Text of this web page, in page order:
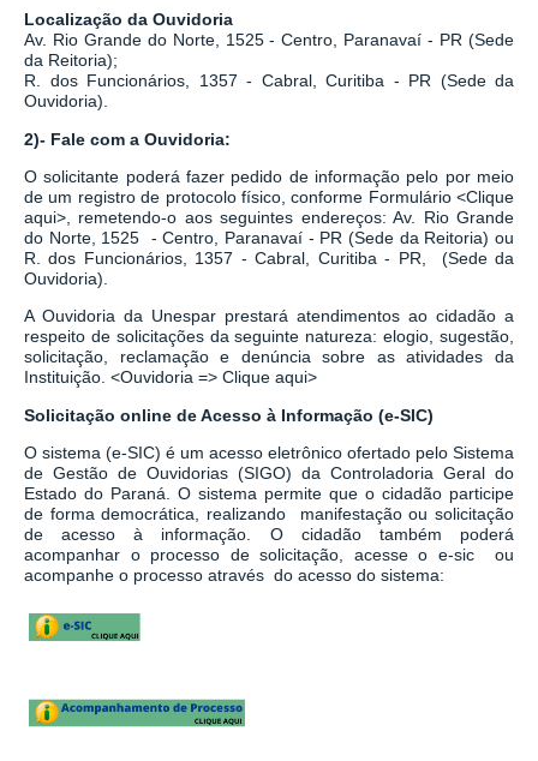
Localização da Ouvidoria
Av. Rio Grande do Norte, 1525 - Centro, Paranavaí - PR (Sede
da Reitoria);
R. dos Funcionários, 1357 - Cabral, Curitiba - PR (Sede da
Ouvidoria).
2)- Fale com a Ouvidoria:
O solicitante poderá fazer pedido de informação pelo por meio
de um registro de protocolo físico, conforme Formulário <Clique
aqui> , remetendo-o aos seguintes endereços: Av. Rio Grande
do Norte, 1525 - Centro, Paranavaí - PR (Sede da Reitoria) ou
R. dos Funcionários, 1357 - Cabral, Curitiba - PR,
(Sede da
Ouvidoria).
A Ouvidoria da Unespar prestará atendimentos ao cidadão a
respeito de solicitações da seguinte natureza: elogio, sugestão,
solicitação, reclamação e denúncia sobre as atividades da
Instituição. <Ouvidoria => Clique aqui>
Solicitação online de Acesso à Informação (e-SIC)
O sistema (e-SIC) é um acesso eletrônico ofertado pelo Sistema
de Gestão de Ouvidorias (SIGO) da Controladoria Geral do
Estado do Paraná. O sistema permite que o cidadão participe
de forma democrática, realizando manifestação ou solicitação
de acesso à informação. O cidadão também poderá
acompanhar o processo de solicitação, acesse o e-sic ou
acompanhe o processo através do acesso do sistema: